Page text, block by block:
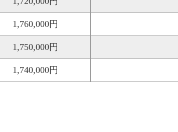
1,760,000円
1,750,000円
1,740,000円